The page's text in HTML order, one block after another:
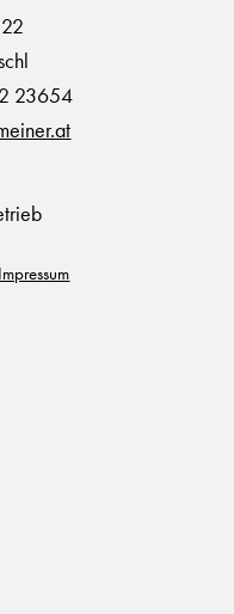
23654
Impressum